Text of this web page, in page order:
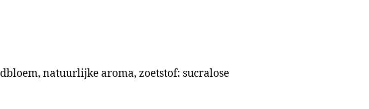
natuurlijke aroma, zoetstof: sucralose